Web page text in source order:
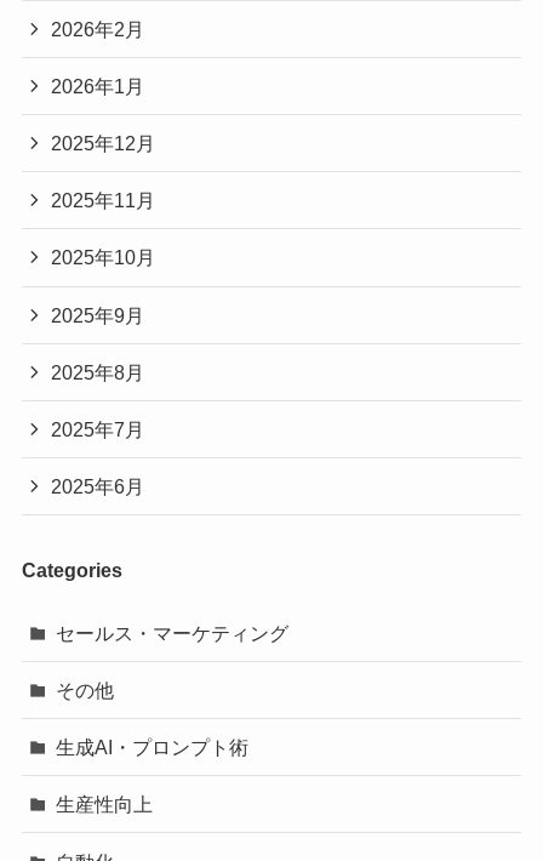
2026年2月
2026年1月
2025年12月
2025年11月
2025年10月
2025年9月
2025年8月
2025年7月
2025年6月
Categories
セールス・マーケティング
その他
生成AI・プロンプト術
生産性向上